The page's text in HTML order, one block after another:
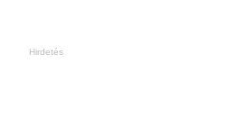
Hirdetés